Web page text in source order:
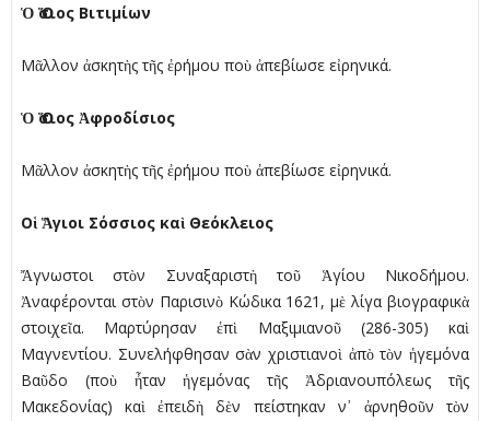
Ὁ Ὅσιος Βιτιµίων
Μᾶλλον ἀσκητὴς τῆς ἐρήµου ποὺ ἀπεβίωσε εἰρηνικά.
Ὁ Ὅσιος Ἀφροδίσιος
Μᾶλλον ἀσκητὴς τῆς ἐρήµου ποὺ ἀπεβίωσε εἰρηνικά.
Οἱ Ἅγιοι Σόσσιος καὶ Θεόκλειος
Ἄγνωστοι στὸν Συναξαριστὴ τοῦ Ἁγίου Νικοδήµου.
Ἀναφέρονται στὸν Παρισινὸ Κώδικα 1621, µὲ λίγα βιογραφικὰ
στοιχεῖα. Μαρτύρησαν ἐπὶ Μαξιµιανοῦ (286-305) καὶ
Μαγνεντίου. Συνελήφθησαν σὰν χριστιανοὶ ἀπὸ τὸν ἡγεµόνα
Βαῦδο (ποὺ ἦταν ἡγεµόνας τῆς Ἀδριανουπόλεως τῆς
Μακεδονίας) καὶ ἐπειδὴ δὲν πείστηκαν ν᾿ ἀρνηθοῦν τὸν